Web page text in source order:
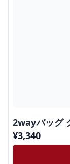
2wayバッグ
¥3,340